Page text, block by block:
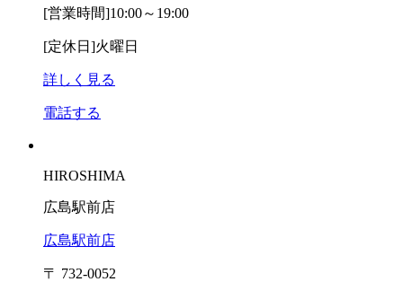
[営業時間]10:00～19:00
[定休日]火曜日
詳しく見る
電話する
HIROSHIMA
広島駅前店
広島駅前店
〒 732-0052